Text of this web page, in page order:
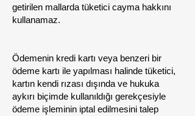
getirilen mallarda tüketici cayma hakkını
kullanamaz.
Ödemenin kredi kartı veya benzeri bir
ödeme kartı ile yapılması halinde tüketici,
kartın kendi rızası dışında ve hukuka
aykırı biçimde kullanıldığı gerekçesiyle
ödeme işleminin iptal edilmesini talep